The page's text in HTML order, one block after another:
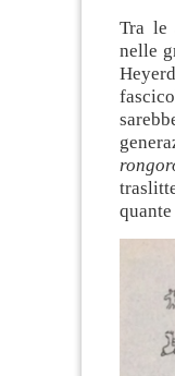
Tra le
nelle